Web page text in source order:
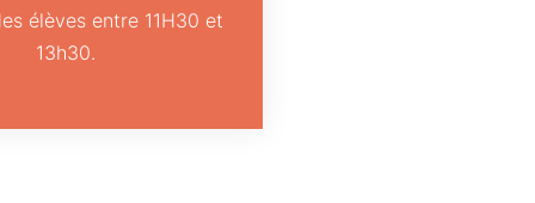
élèves entre 11H30 et
13h30.